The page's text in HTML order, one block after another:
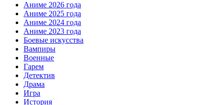
Аниме 2026 года
Аниме 2025 года
Аниме 2024 года
Аниме 2023 года
Боевые искусства
Вампиры
Военные
Гарем
Детектив
Драма
Игра
История